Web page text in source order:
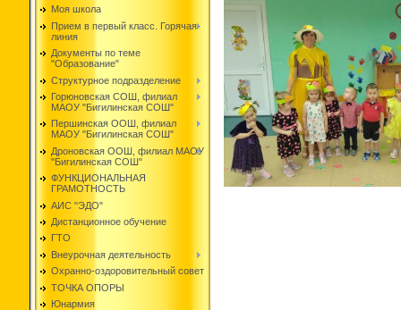
Моя школа
Прием в первый класс. Горячая
линия
Документы по теме
"Образование"
Структурное подразделение
Горюновская СОШ, филиал
МАОУ "Бигилинская СОШ"
Першинская ООШ, филиал
МАОУ "Бигилинская СОШ"
Дроновская ООШ, филиал МАОУ
"Бигилинская СОШ"
ФУНКЦИОНАЛЬНАЯ
ГРАМОТНОСТЬ
АИС "ЭДО"
Дистанционное обучение
ГТО
Внеурочная деятельность
Охранно-оздоровительный совет
ТОЧКА ОПОРЫ
Юнармия